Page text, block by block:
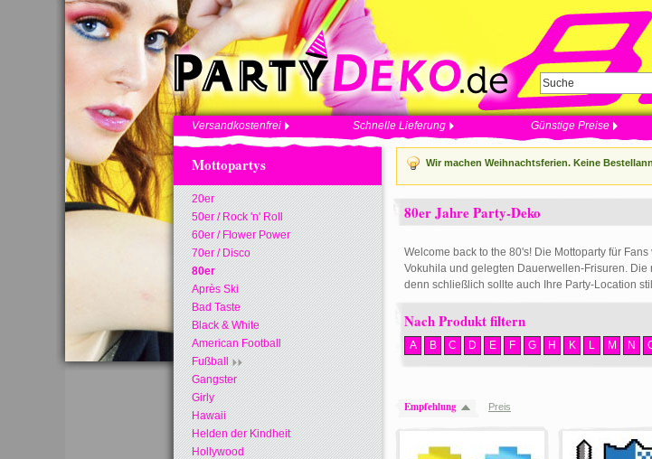
Versandkostenfrei Schnelle Lieferung Günstige Preise
Wir machen Weihnachtsferien. Keine
80er Jahre Party-Deko
Welcome back to the 80's! Die Mottoparty für
Vokuhila und gelegten Dauerwellen-Frisuren.
denn schließlich sollte auch Ihre Party-Location
Nach Produkt filtern
A B C D E F G H K L M N
Empfehlung Preis
Mottopartys
20er
50er / Rock 'n' Roll
60er / Flower Power
70er / Disco
80er
Après Ski
Bad Taste
Black & White
American Football
Fußball
Gangster
Girly
Hawaii
Helden der Kindheit
Hollywood